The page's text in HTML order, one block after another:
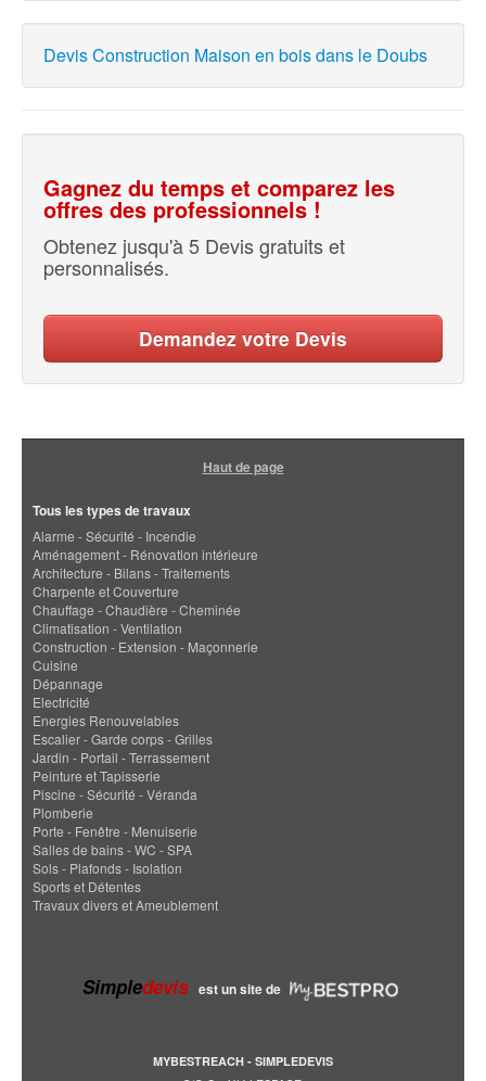
Devis Construction Maison en bois dans le Doubs
Gagnez du temps et comparez les
offres des professionnels !
Obtenez jusqu'à 5 Devis gratuits et
personnalisés.
Demandez votre Devis
Haut de page
Tous les types de travaux
Alarme - Sécurité - Incendie
Aménagement - Rénovation intérieure
Architecture - Bilans - Traitements
Charpente et Couverture
Chauffage - Chaudière - Cheminée
Climatisation - Ventilation
Construction - Extension - Maçonnerie
Cuisine
Dépannage
Electricité
Energies Renouvelables
Escalier - Garde corps - Grilles
Jardin - Portail - Terrassement
Peinture et Tapisserie
Piscine - Sécurité - Véranda
Plomberie
Porte - Fenêtre - Menuiserie
Salles de bains - WC - SPA
Sols - Plafonds - Isolation
Sports et Détentes
Travaux divers et Ameublement
Simpledevis est un site de
MYBESTREACH - SIMPLEDEVIS